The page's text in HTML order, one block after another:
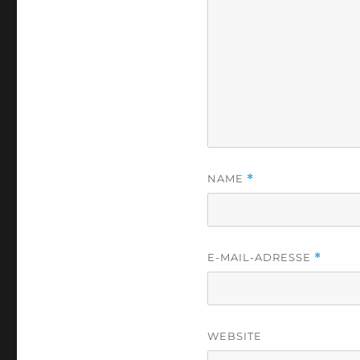
NAME *
E-MAIL-ADRESSE *
WEBSITE